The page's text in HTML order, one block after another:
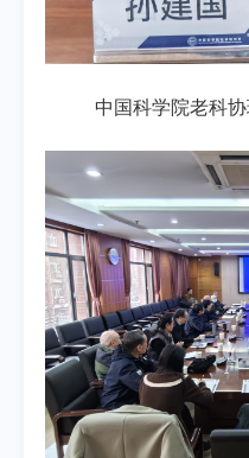
中国科学院老科